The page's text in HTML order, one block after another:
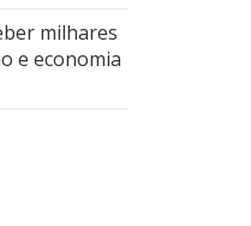
milhares
e economia